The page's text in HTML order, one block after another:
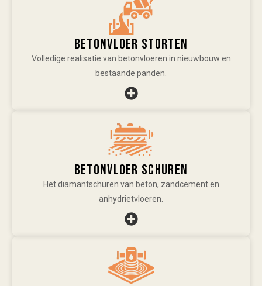
Betonvloer storten
Volledige realisatie van betonvloeren in nieuwbouw en
bestaande panden.
Betonvloer schuren
Het diamantschuren van beton, zandcement en
anhydrietvloeren.